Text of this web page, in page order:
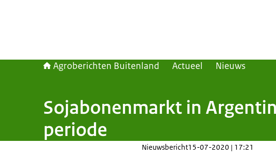
Agroberichten Buitenland Actueel Nieuws
Sojabonenmarkt in
periode
Nieuwsbericht15-07-2020 | 17:21